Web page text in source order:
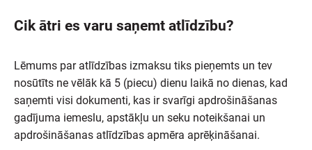
Cik ātri es varu saņemt atlīdzību?
Lēmums par atlīdzības izmaksu tiks pieņemts un tev
nosūtīts ne vēlāk kā 5 (piecu) dienu laikā no dienas, kad
saņemti visi dokumenti, kas ir svarīgi apdrošināšanas
gadījuma iemeslu, apstākļu un seku noteikšanai un
apdrošināšanas atlīdzības apmēra aprēķināšanai.